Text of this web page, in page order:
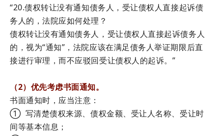
“20.债权转让没有通知债务人，受让债权人直接起诉债
务人的，法院应如何处理？
债权转让没有通知债务人，受让债权人直接起诉债务人
的，视为“通知”，法院应该在满足债务人举证期限后直
接进行审理，而不应驳回受让债权人的起诉。”
（2）优先考虑书面通知。
书面通知时，应当注意：
① 写清楚债权来源、债权金额、受让人名称、受让时
间等基本信息；